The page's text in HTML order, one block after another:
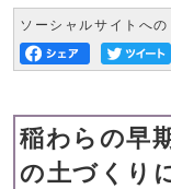
ソーシャルサイトへ
稲わらの早
の土づくり